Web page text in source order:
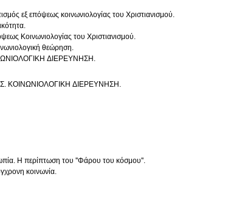
εξ επόψεως κοινωνιολογίας του Χριστιανισμού.
Κοινωνιολογίας του Χριστιανισμού.
θεώρηση.
ΔΙΕΡΕΥΝΗΣΗ.
ΚΟΙΝΩΝΙΟΛΟΓΙΚΗ ΔΙΕΡΕΥΝΗΣΗ.
Η περίπτωση του ''Φάρου του κόσμου''.
κοινωνία.